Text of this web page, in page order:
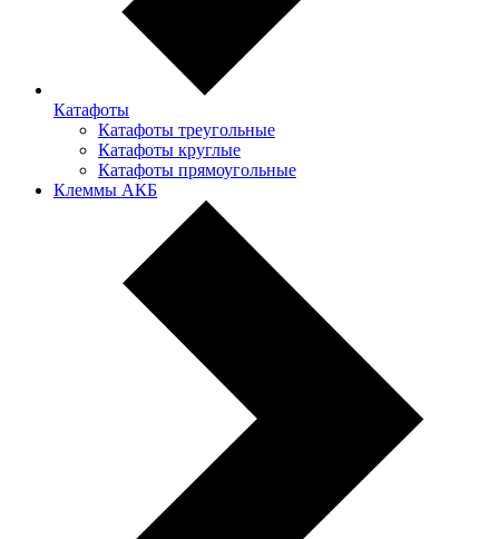
Катафоты
Катафоты треугольные
Катафоты круглые
Катафоты прямоугольные
Клеммы АКБ